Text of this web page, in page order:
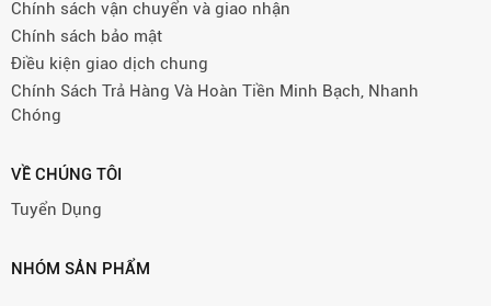
Chính sách vận chuyển và giao nhận
Chính sách bảo mật
Điều kiện giao dịch chung
Chính Sách Trả Hàng Và Hoàn Tiền Minh Bạch, Nhanh
Chóng
VỀ CHÚNG TÔI
Tuyển Dụng
NHÓM SẢN PHẨM